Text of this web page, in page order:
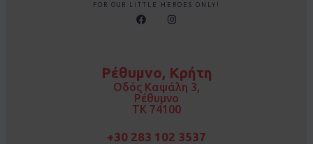
FOR OUR LITTLE HEROES ONLY!
F
a
o
I
n
r
a
m
Ρέθυμνο, Κρήτη
Οδός Καψάλη 3,
Ρέθυμνο
TK 74100
+30 283 102 3537